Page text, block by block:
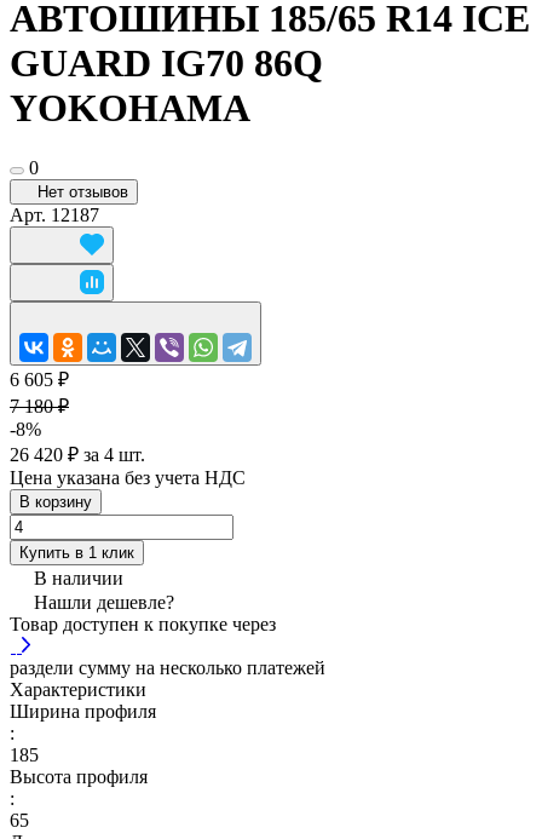
АВТОШИНЫ 185/65 R14 ICE
GUARD IG70 86Q
YOKOHAMA
0
Нет отзывов
Арт. 12187
6 605 ₽
7 180 ₽
-8%
26 420 ₽ за 4 шт.
Цена указана без учета НДС
В корзину
Купить в 1 клик
В наличии
Нашли дешевле?
Товар доступен к покупке через
раздели сумму на несколько платежей
Характеристики
Ширина профиля
:
185
Высота профиля
:
65